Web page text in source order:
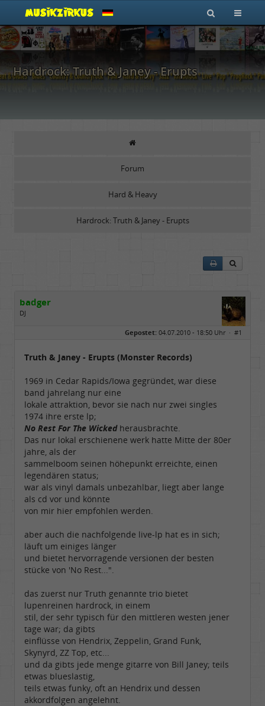
Hardrock: Truth & Janey - Erupts
Forum
Hard & Heavy
Hardrock: Truth & Janey - Erupts
badger
DJ
Dabei seit:
08 / 2008
Gepostet: 04.07.2010 - 18:50 Uhr · #1
Truth & Janey - Erupts (Monster Records)
1969 in Cedar Rapids/Iowa gegründet, war diese
band jahrelang nur eine
lokale attraktion, bevor sie nach nur zwei singles
1974 ihre erste lp;
No Rest For The Wicked herausbrachte.
Das nur lokal erschienene werk hatte Mitte der 80er
jahre, als der
sammelboom seinen höhepunkt erreichte, einen
legendären status;
war als vinyl damals unbezahlbar, liegt aber lange
als cd vor und könnte
von mir hier empfohlen werden.
aber auch die nachfolgende live-lp hat es in sich;
läuft um einiges länger
und bietet hervorragende versionen der besten
stücke von 'No Rest...".
das zuerst nur Truth genannte trio bietet
lupenreinen hardrock, in einem
stil, der sehr typisch für den mittleren westen jener
tage war; da gibts
einflüsse von Hendrix, Zeppelin, Grand Funk,
Skynyrd, ZZ Top, etc...
und da gibts jede menge gitarre von Bill Janey; teils
etwas blueslastig,
teils etwas funky, oft an Hendrix und dessen
akkordfolgen angelehnt.